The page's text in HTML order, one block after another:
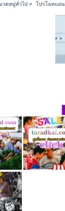
วดหมู่ทั่วไป» โปรโมทแผน